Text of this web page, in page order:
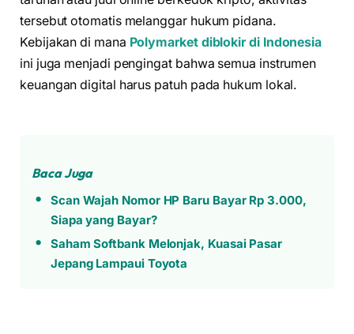
tersebut otomatis melanggar hukum pidana.
Kebijakan di mana Polymarket diblokir di Indonesia
ini juga menjadi pengingat bahwa semua instrumen
keuangan digital harus patuh pada hukum lokal.
Baca Juga
Scan Wajah Nomor HP Baru Bayar Rp 3.000,
Siapa yang Bayar?
Saham Softbank Melonjak, Kuasai Pasar
Jepang Lampaui Toyota